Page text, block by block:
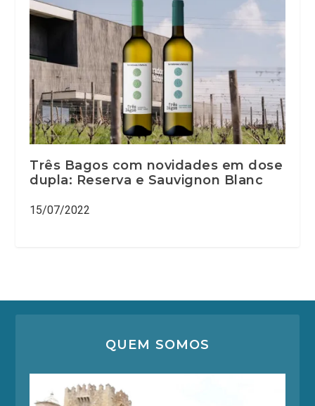
Três Bagos com novidades em dose
dupla: Reserva e Sauvignon Blanc
15/07/2022
QUEM SOMOS